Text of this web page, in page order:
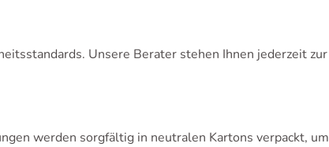
Unsere Berater stehen Ihnen jederzeit zur
werden sorgfältig in neutralen Kartons verpackt, um